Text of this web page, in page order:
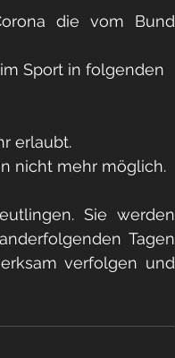
die vom Bund
Sport in folgenden
erlaubt.
nicht mehr möglich.
Sie werden
Tagen
verfolgen und